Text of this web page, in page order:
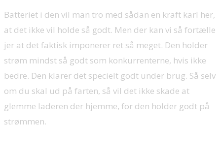
Batteriet i den vil man tro med sådan en kraft karl her,
at det ikke vil holde så godt. Men der kan vi så fortælle
jer at det faktisk imponerer ret så meget. Den holder
strøm mindst så godt som konkurrenterne, hvis ikke
bedre. Den klarer det specielt godt under brug. Så selv
om du skal ud på farten, så vil det ikke skade at
glemme laderen der hjemme, for den holder godt på
strømmen.